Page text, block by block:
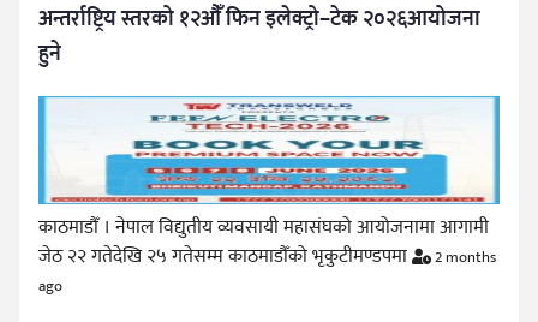
अन्तर्राष्ट्रिय स्तरको १२औँ फिन इलेक्ट्रो–टेक २०२६आयोजना
हुने
काठमाडौँ । नेपाल विद्युतीय व्यवसायी महासंघको आयोजनामा आगामी
जेठ २२ गतेदेखि २५ गतेसम्म काठमाडौँको भृकुटीमण्डपमा
2 months
ago